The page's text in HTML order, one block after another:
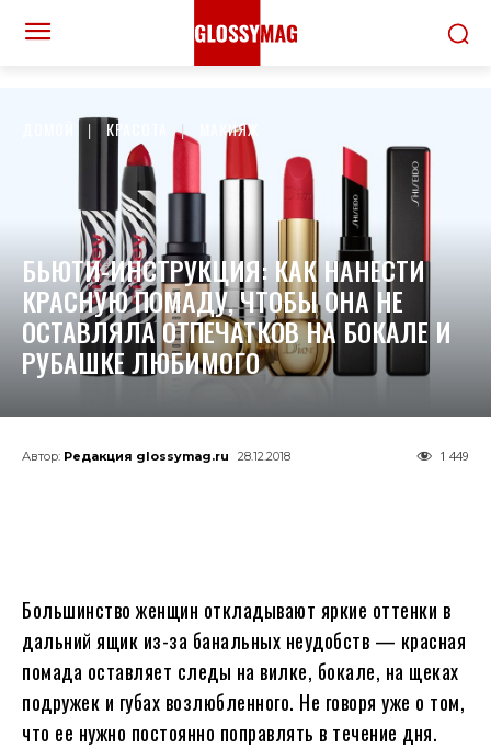
КРАСОТА МАКИЯЖ
БЬЮТИ-ИНСТРУКЦИЯ: КАК НАНЕСТИ
КРАСНУЮ ПОМАДУ, ЧТОБЫ ОНА НЕ
ОСТАВЛЯЛА ОТПЕЧАТКОВ НА БОКАЛЕ И
РУБАШКЕ ЛЮБИМОГО
Автор: Редакция glossymag.ru 28.12.2018 1 449
Большинство женщин откладывают яркие оттенки в
дальний ящик из-за банальных неудобств — красная
помада оставляет следы на вилке, бокале, на щеках
подружек и губах возлюбленного. Не говоря уже о том,
что ее нужно постоянно поправлять в течение дня.